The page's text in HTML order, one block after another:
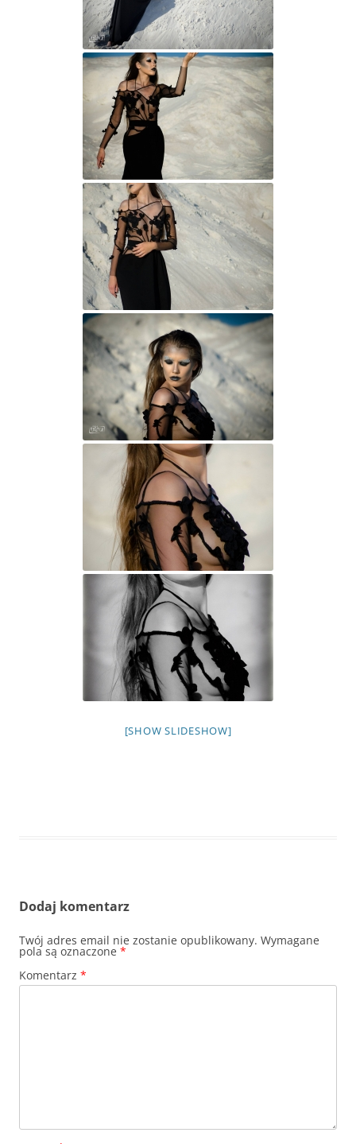
[SHOW SLIDESHOW]
Dodaj komentarz
Twój adres email nie zostanie opublikowany. Wymagane
pola są oznaczone *
Komentarz *